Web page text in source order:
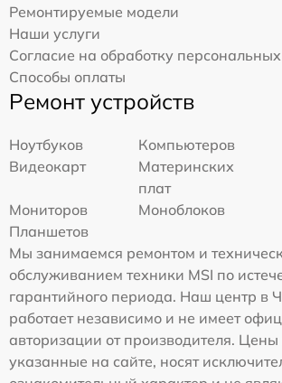
Ремонтируемые модели
Наши услуги
Согласие на обработку
Способы оплаты
Ремонт устройств
Ноутбуков
Компьютеров
Видеокарт
Материнских
плат
Мониторов
Моноблоков
Планшетов
Мы занимаемся ремонтом и
обслуживанием техники MSI по
гарантийного периода. Наш центр в
работает независимо и не имеет
авторизации от производителя. Цены
указанные на сайте, носят